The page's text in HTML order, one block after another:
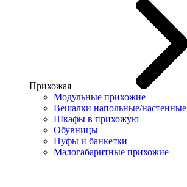
Прихожая
Модульные прихожие
Вешалки напольные/настенные
Шкафы в прихожую
Обувницы
Пуфы и банкетки
Малогабаритные прихожие